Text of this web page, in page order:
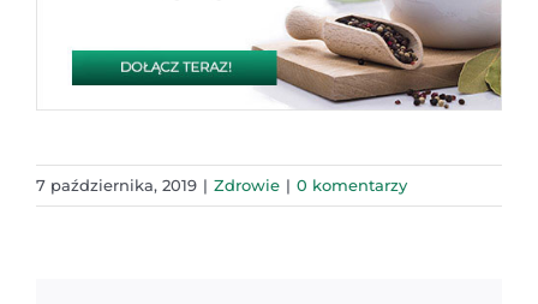
7 października, 2019 | Zdrowie | 0 komentarzy